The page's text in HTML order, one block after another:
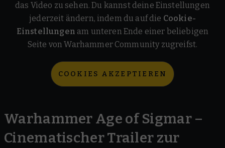
das Video zu sehen. Du kannst deine Einstellungen
jederzeit ändern, indem du auf die Cookie-
Einstellungen am unteren Ende einer beliebigen
Seite von Warhammer Community zugreifst.
COOKIES AKZEPTIEREN
Warhammer Age of Sigmar –
Cinematischer Trailer zur